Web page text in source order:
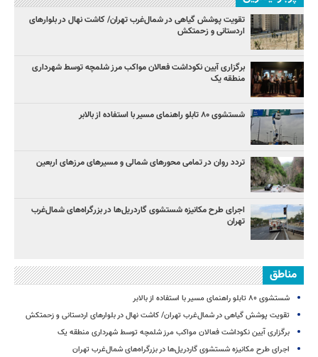
تقویت پوشش گیاهی در شمال‌غرب تهران/ کاشت نهال در بلوارهای
اردستانی و زحمتکش
برگزاری آیین نکوداشت فعالان مواکب مرز شلمچه توسط شهرداری
منطقه یک
شستشوی ۸۰ تابلو راهنمای مسیر با استفاده از بالابر
تردد روان در تمامی محورهای شمالی و مسیرهای مرزهای اربعین
اجرای طرح مکانیزه شستشوی گاردریل‌ها در بزرگراه‌های شمال‌غرب
تهران
مناطق
شستشوی ۸۰ تابلو راهنمای مسیر با استفاده از بالابر
تقویت پوشش گیاهی در شمال‌غرب تهران/ کاشت نهال در بلوارهای اردستانی و زحمتکش
برگزاری آیین نکوداشت فعالان مواکب مرز شلمچه توسط شهرداری منطقه یک
اجرای طرح مکانیزه شستشوی گاردریل‌ها در بزرگراه‌های شمال‌غرب تهران